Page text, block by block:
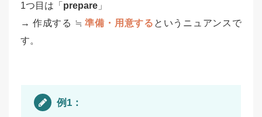
1つ目は「 prepare 」
→ 作成する ≒準備・用意する というニュアンスで
す。
例1：